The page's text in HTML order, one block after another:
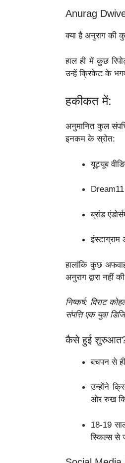
Anurag
क्या है अनुराग की
हाल ही में कुछ
उन्हें क्रिकेट के
हकीकत में:
अनुमानित कुल
इनकम के स्रोत:
यूट्यूब
ब्रांड
इंस्टाग्राम
हालांकि कुछ
अनुराग द्वारा नहीं
निष्कर्ष: विराट
संपत्ति एक युवा
कैसे हुई
बचपन से
उन्होंने
ओर रुख
18-19
स्किल्स से